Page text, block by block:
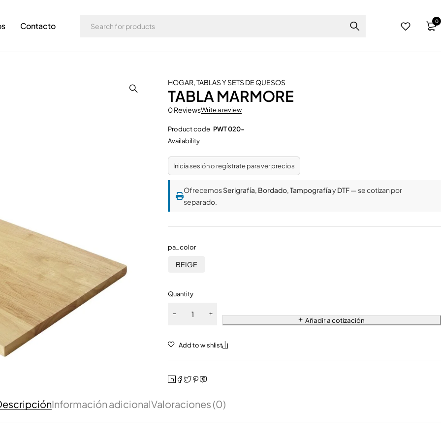
Contacto 0
HOGAR,TABLAS Y SETS DE QUESOS
TABLA MARMORE
0 ReviewsWrite a review
Product code PWT 020-
Availability
Inicia sesión o regístrate para ver precios
OfrecemosSerigrafía, Bordado,TampografíayDTF— se cotizan por
separado.
pa_color
BEIGE
Quantity
Añadir a cotización
Información adicionalValoraciones (0)